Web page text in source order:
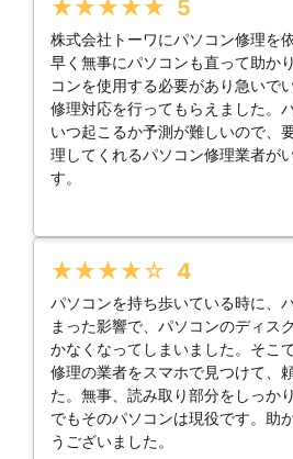
★★★★★ 5
株式会社トーワにパソコン修理を
早く無事にパソコンも直って助か
コンを使用する必要があり急いで
修理対応を行ってもらえました。
いつ起こるか予測が難しいので、
理してくれるパソコン修理業者が
す。
★★★★★ 4
パソコンを持ち歩いている時に、
まった影響で、パソコンのディス
かなくなってしまいました。そこ
修理の業者をスマホで見つけて、
た。無事、読み取り部分をしっか
でもそのパソコンは現役です。助
うございました。